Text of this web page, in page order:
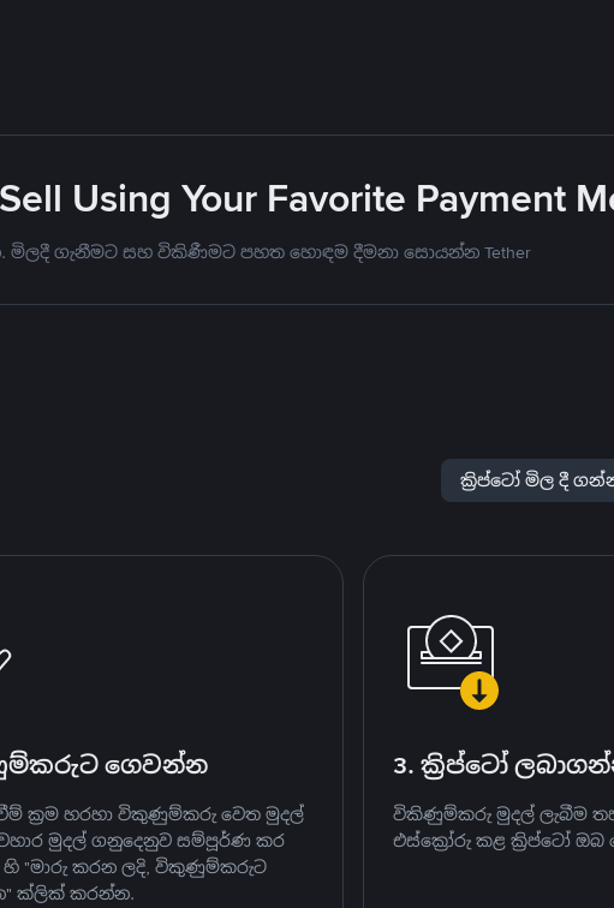
Using Your Favorite Payment
මිලදී ගැනීමට සහ විකිණීමට පහත හොඳම දීමනා සොයන්න Tether
ක්‍රිප්ටෝ මිල දී
ගෙවන්න
ක්‍රම හරහා විකුණුම්කරු වෙත මුදල්
මුදල් ගනුදෙනුව සම්පූර්ණ කර
හි "මාරු කරන ලදි, විකුණුම්කරුට
ක්ලික් කරන්න.
3. ක්‍රිප්ටෝ
විකිණුම්කරු මුදල් ලැබීම
එස්ක්‍රෝරු කළ ක්‍රිප්ටෝ ඔබ